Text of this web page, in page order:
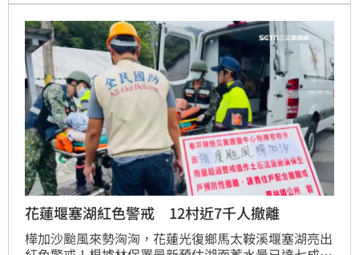
留情的痛打，導致他事後在被警方送往醫院的途中死
亡。
花蓮堰塞湖紅色警戒 12村近7千人撤離
樺加沙颱風來勢洶洶，花蓮光復鄉馬太鞍溪堰塞湖亮出